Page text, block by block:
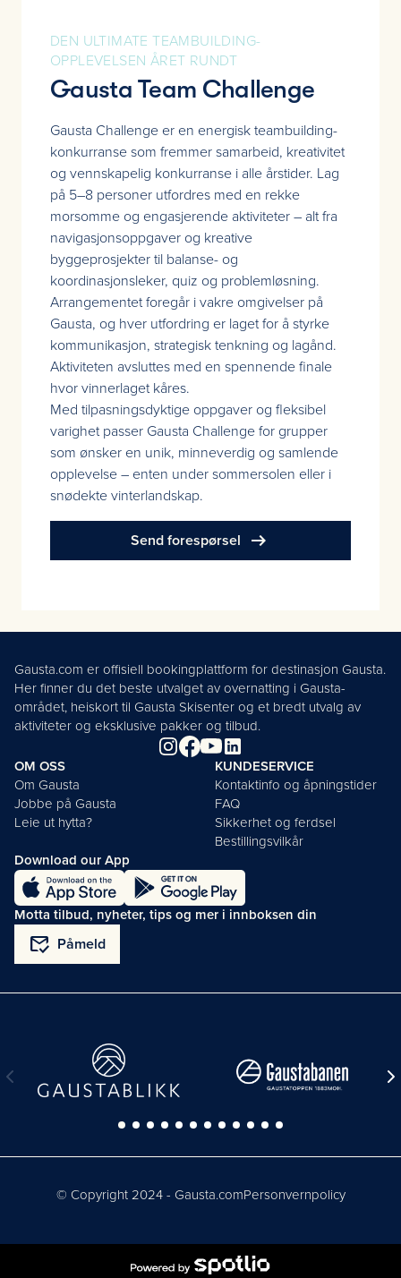
DEN ULTIMATE TEAMBUILDING-
OPPLEVELSEN ÅRET RUNDT
Gausta Team Challenge
Gausta Challenge er en energisk teambuilding-
konkurranse som fremmer samarbeid, kreativitet
og vennskapelig konkurranse i alle årstider. Lag
på 5–8 personer utfordres med en rekke
morsomme og engasjerende aktiviteter – alt fra
navigasjonsoppgaver og kreative
byggeprosjekter til balanse- og
koordinasjonsleker, quiz og problemløsning.
Arrangementet foregår i vakre omgivelser på
Gausta, og hver utfordring er laget for å styrke
kommunikasjon, strategisk tenkning og lagånd.
Aktiviteten avsluttes med en spennende finale
hvor vinnerlaget kåres.
Med tilpasningsdyktige oppgaver og fleksibel
varighet passer Gausta Challenge for grupper
som ønsker en unik, minneverdig og samlende
opplevelse – enten under sommersolen eller i
snødekte vinterlandskap.
Send forespørsel arrow_right_alt
Gausta.com er offisiell bookingplattform for destinasjon Gausta.
Her finner du det beste utvalget av overnatting i Gausta-
området, heiskort til Gausta Skisenter og et bredt utvalg av
aktiviteter og eksklusive pakker og tilbud.
OM OSS
Om Gausta
Jobbe på Gausta
Leie ut hytta?
KUNDESERVICE
Kontaktinfo og åpningstider
FAQ
Sikkerhet og ferdsel
Bestillingsvilkår
Download our App
Motta tilbud, nyheter, tips og mer i innboksen din
mark_email_read Påmeld
© Copyright 2024 - Gausta.comPersonvernpolicy